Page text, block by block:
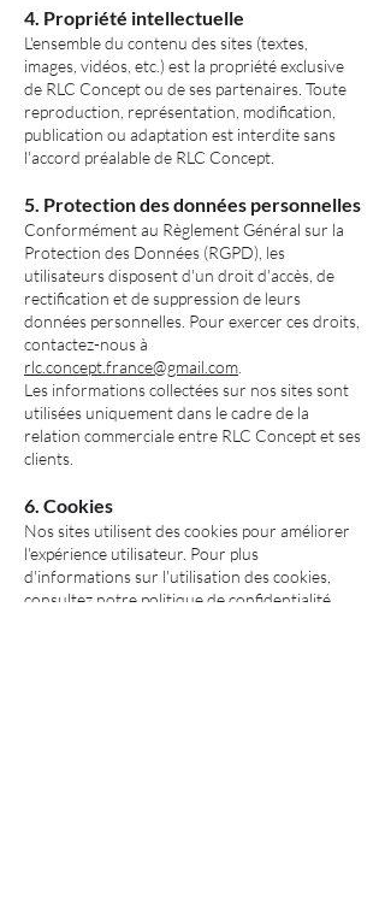
4. Propriété intellectuelle
L'ensemble du contenu des sites (textes,
images, vidéos, etc.) est la propriété exclusive
de RLC Concept ou de ses partenaires. Toute
reproduction, représentation, modification,
publication ou adaptation est interdite sans
l'accord préalable de RLC Concept.
5. Protection des données personnelles
Conformément au Règlement Général sur la
Protection des Données (RGPD), les
utilisateurs disposent d'un droit d'accès, de
rectification et de suppression de leurs
données personnelles. Pour exercer ces droits,
contactez-nous à
rlc.concept.france@gmail.com
Les informations collectées sur nos sites sont
utilisées uniquement dans le cadre de la
relation commerciale entre RLC Concept et ses
clients.
6. Cookies
Nos sites utilisent des cookies pour améliorer
l'expérience utilisateur. Pour plus
d'informations sur l'utilisation des cookies,
consultez notre politique de confidentialité